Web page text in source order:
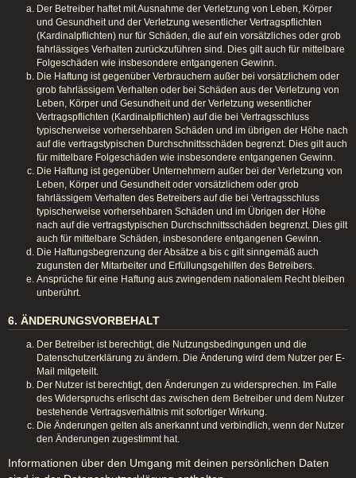
Der Betreiber haftet mit Ausnahme der Verletzung von Leben, Körper
und Gesundheit und der Verletzung wesentlicher Vertragspflichten
(Kardinalpflichten) nur für Schäden, die auf ein vorsätzliches oder grob
fahrlässiges Verhalten zurückzuführen sind. Dies gilt auch für mittelbare
Folgeschäden wie insbesondere entgangenen Gewinn.
Die Haftung ist gegenüber Verbrauchern außer bei vorsätzlichem oder
grob fahrlässigem Verhalten oder bei Schäden aus der Verletzung von
Leben, Körper und Gesundheit und der Verletzung wesentlicher
Vertragspflichten (Kardinalpflichten) auf die bei Vertragsschluss
typischerweise vorhersehbaren Schäden und im übrigen der Höhe nach
auf die vertragstypischen Durchschnittsschäden begrenzt. Dies gilt auch
für mittelbare Folgeschäden wie insbesondere entgangenen Gewinn.
Die Haftung ist gegenüber Unternehmern außer bei der Verletzung von
Leben, Körper und Gesundheit oder vorsätzlichem oder grob
fahrlässigem Verhalten des Betreibers auf die bei Vertragsschluss
typischerweise vorhersehbaren Schäden und im Übrigen der Höhe
nach auf die vertragstypischen Durchschnittsschäden begrenzt. Dies gilt
auch für mittelbare Schäden, insbesondere entgangenen Gewinn.
Die Haftungsbegrenzung der Absätze a bis c gilt sinngemäß auch
zugunsten der Mitarbeiter und Erfüllungsgehilfen des Betreibers.
Ansprüche für eine Haftung aus zwingendem nationalem Recht bleiben
unberührt.
6. ÄNDERUNGSVORBEHALT
Der Betreiber ist berechtigt, die Nutzungsbedingungen und die
Datenschutzerklärung zu ändern. Die Änderung wird dem Nutzer per E-
Mail mitgeteilt.
Der Nutzer ist berechtigt, den Änderungen zu widersprechen. Im Falle
des Widerspruchs erlischt das zwischen dem Betreiber und dem Nutzer
bestehende Vertragsverhältnis mit sofortiger Wirkung.
Die Änderungen gelten als anerkannt und verbindlich, wenn der Nutzer
den Änderungen zugestimmt hat.
Informationen über den Umgang mit deinen persönlichen Daten